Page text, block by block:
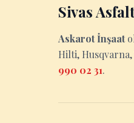
Sivas
Askarot İnşaat
Hilti, Husqvarna,
990 02 31.